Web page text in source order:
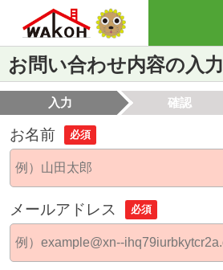
お問い合わせ内容の入力
入力 確認
お名前 必須
メールアドレス 必須